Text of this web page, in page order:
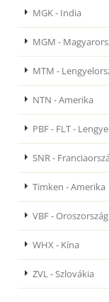
MGK - India
MGM -
MTM -
NTN - Amerika
PBF - FLT -
SNR -
Timken - Amerika
VBF - Oroszország
WHX - Kína
ZVL - Szlovákia